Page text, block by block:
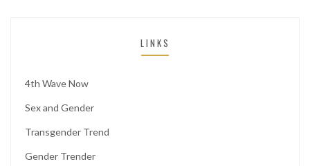
LINKS
4th Wave Now
Sex and Gender
Transgender Trend
Gender Trender